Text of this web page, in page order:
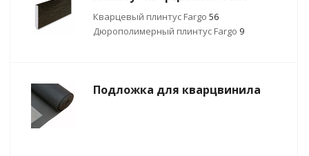
Кварцевый плинтус Fargo 56
Дюрополимерный плинтус Fargo 9
Подложка для кварцвинила